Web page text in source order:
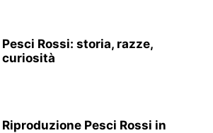
Pesci Rossi: storia, razze,
curiosità
Riproduzione Pesci Rossi in